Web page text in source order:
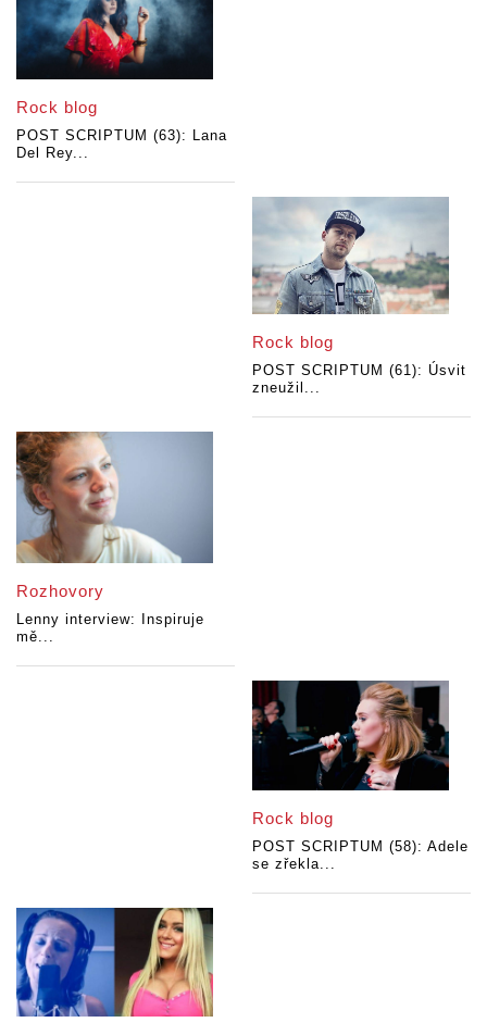
Rock blog
POST SCRIPTUM (63): Lana
Del Rey...
Rock blog
POST SCRIPTUM (61): Úsvit
zneužil...
Rozhovory
Lenny interview: Inspiruje
mě...
Rock blog
POST SCRIPTUM (58): Adele
se zřekla...